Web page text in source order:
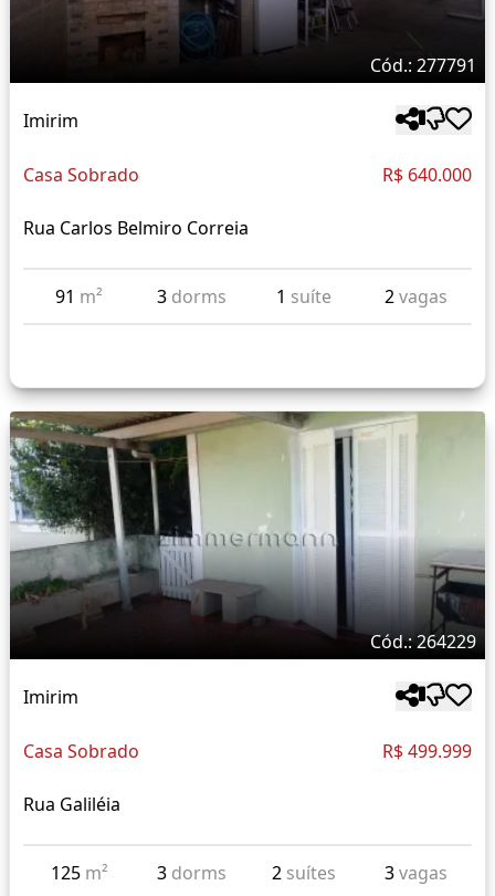
Cód.: 277791
Imirim
Casa Sobrado R$ 640.000
Rua Carlos Belmiro Correia
91 m² 3 dorms 1 suíte 2vagas
Cód.: 264229
Imirim
Casa Sobrado R$ 499.999
Rua Galiléia
125 m² 3 dorms 2 suítes 3vagas